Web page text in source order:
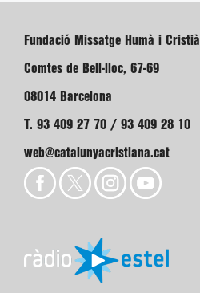
Fundació Missatge Humà i Cristià
Comtes de Bell-lloc, 67-69
08014 Barcelona
T. 93 409 27 70 / 93 409 28 10
web@catalunyacristiana.cat